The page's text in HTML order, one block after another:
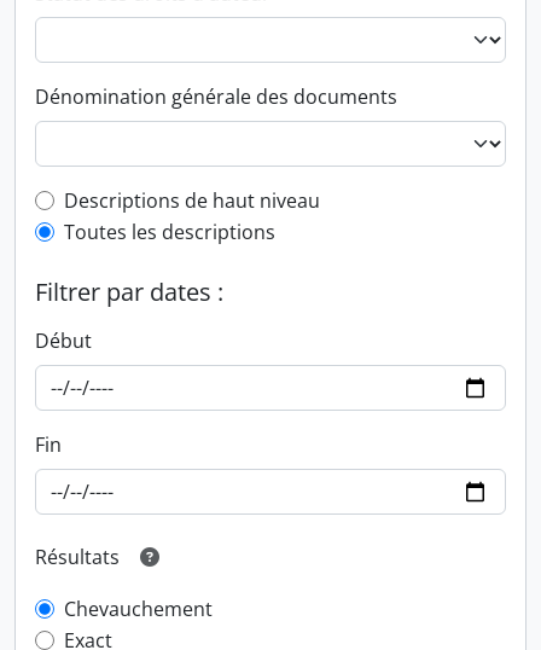
Dénomination générale des documents
Top-level description filter
Descriptions de haut niveau
Toutes les descriptions
Filtrer par dates :
Début
Fin
Résultats
Chevauchement
Exact